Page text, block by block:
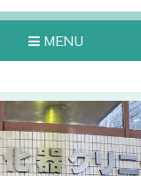
MENU